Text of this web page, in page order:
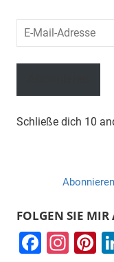
Mail-
Adresse
Schließe dich 10
FOLGEN SIE
F
In